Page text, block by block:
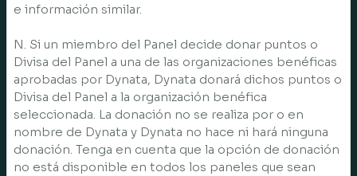
e información similar.
N. Si un miembro del Panel decide donar puntos o
Divisa del Panel a una de las organizaciones benéficas
aprobadas por Dynata, Dynata donará dichos puntos o
Divisa del Panel a la organización benéfica
seleccionada. La donación no se realiza por o en
nombre de Dynata y Dynata no hace ni hará ninguna
donación. Tenga en cuenta que la opción de donación
no está disponible en todos los paneles que sean